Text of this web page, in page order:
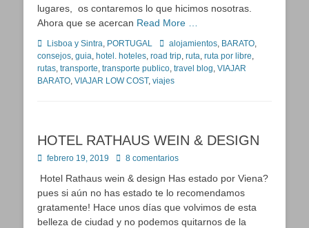
lugares, os contaremos lo que hicimos nosotras.
Ahora que se acercan Read More …
Categorías
Lisboa y Sintra, PORTUGAL Etiquetas
alojamientos, BARATO,
consejos, guia, hotel. hoteles, road trip, ruta, ruta por libre,
rutas, transporte, transporte publico, travel blog, VIAJAR
BARATO, VIAJAR LOW COST, viajes
HOTEL RATHAUS WEIN & DESIGN
Publicado
febrero 19, 2019 8 comentarios
Hotel Rathaus wein & design Has estado por Viena?
pues si aún no has estado te lo recomendamos
gratamente! Hace unos días que volvimos de esta
belleza de ciudad y no podemos quitarnos de la